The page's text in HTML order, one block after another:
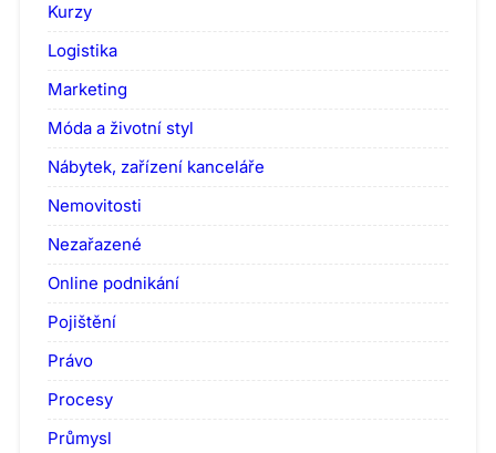
Kurzy
Logistika
Marketing
Móda a životní styl
Nábytek, zařízení kanceláře
Nemovitosti
Nezařazené
Online podnikání
Pojištění
Právo
Procesy
Průmysl